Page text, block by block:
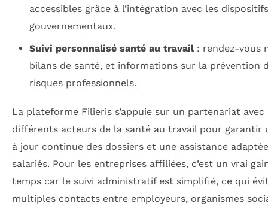
accessibles grâce à l’intégration avec les dispositifs
gouvernementaux.
Suivi personnalisé santé au travail: rendez-vous
bilans de santé, et informations sur la prévention
risques professionnels.
La plateforme Filieris s’appuie sur un partenariat avec
différents acteurs de la santé au travail pour garantir
à jour continue des dossiers et une assistance
salariés. Pour les entreprises affiliées, c’est un vrai
temps car le suivi administratif est simplifié, ce qui
multiples contacts entre employeurs, organismes